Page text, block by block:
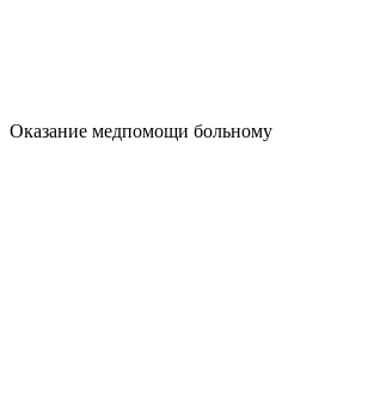
Оказание медпомощи больному